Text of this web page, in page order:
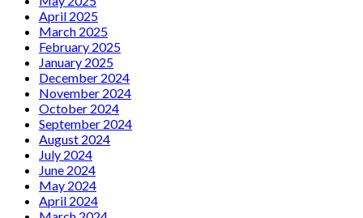
April 2025
March 2025
February 2025
January 2025
December 2024
November 2024
October 2024
September 2024
August 2024
July 2024
June 2024
May 2024
April 2024